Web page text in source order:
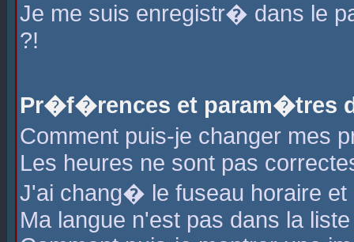
Je me suis enregistr� dans le
?!
Pr�f�rences et param�tres
Comment puis-je changer mes
Les heures ne sont pas
J'ai chang� le fuseau horaire
Ma langue n'est pas dans la